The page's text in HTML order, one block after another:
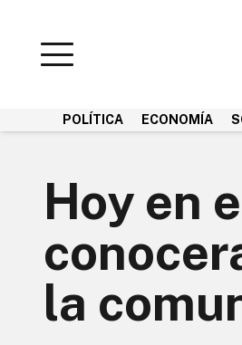
POLÍTICA ECONOMÍA
Hoy en
la